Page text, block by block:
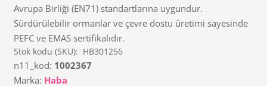
Avrupa Birliği (EN71) standartlarına uygundur.
Sürdürülebilir ormanlar ve çevre dostu üretimi sayesinde
PEFC ve EMAS sertifikalıdır.
Stok kodu (SKU): HB301256
n11_kod: 1002367
Marka: Haba